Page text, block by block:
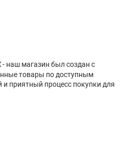
- наш магазин был создан с
товары по доступным
приятный процесс покупки для